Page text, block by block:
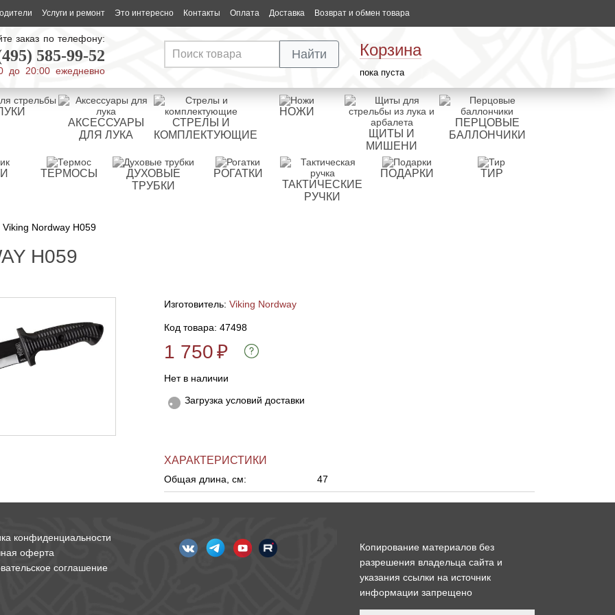
Услуги и ремонт Это интересно Контакты Оплата Доставка Возврат и обмен товара
заказ по телефону:
585-99-52
до 20:00 ежедневно
Корзина
пока пуста
Найти
АКСЕССУАРЫ
ДЛЯ ЛУКА
СТРЕЛЫ И
КОМПЛЕКТУЮЩИЕ
НОЖИ
ЩИТЫ И
МИШЕНИ
ПЕРЦОВЫЕ
БАЛЛОНЧИКИ
ТЕРМОСЫ
ДУХОВЫЕ
ТРУБКИ
РОГАТКИ
ТАКТИЧЕСКИЕ
РУЧКИ
ПОДАРКИ ТИР
Nordway H059
H059
Изготовитель: Viking Nordway
Код товара: 47498
1 750₽
Нет в наличии
Загрузка условий доставки
ХАРАКТЕРИСТИКИ
Общая длина, см: 47
конфиденциальности
оферта
соглашение
Копирование материалов без
разрешения владельца сайта и
указания ссылки на источник
информации запрещено